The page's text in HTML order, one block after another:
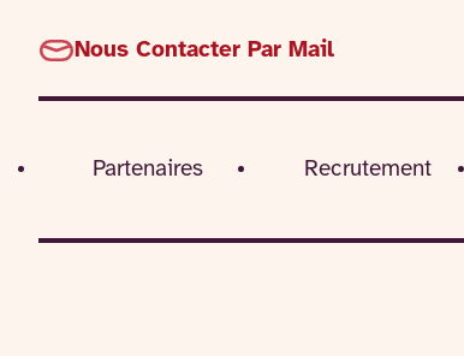
Nous Contacter Par Mail
Partenaires Recrutement